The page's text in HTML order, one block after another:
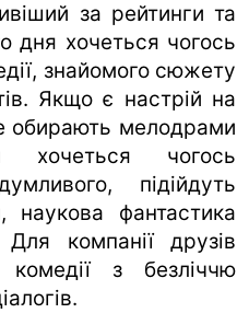
за рейтинги та
дня хочеться чогось
знайомого сюжету
Якщо є настрій на
обирають мелодрами
чогось
підійдуть
наукова фантастика
компанії друзів
комедії з безліччю